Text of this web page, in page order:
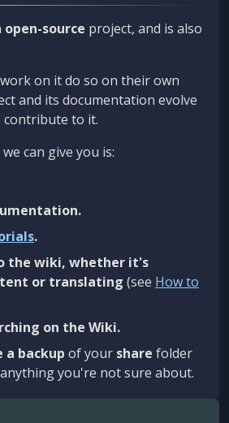
open-source project, and is also
on it do so on their own
and its documentation evolve
contribute to it.
we can give you is:
.
the wiki, whether it's
or translating (see How to
on the Wiki.
a backup of your share folder
you're not sure about.